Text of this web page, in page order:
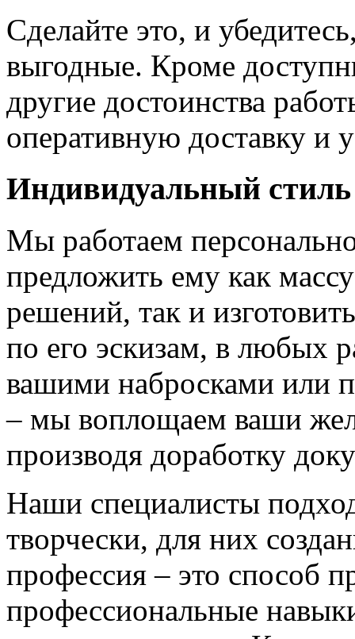
Сделайте это, и
выгодные. Кроме
другие достоинства
оперативную доставку и
Индивидуальный стиль
Мы работаем
предложить ему как
решений, так и
по его эскизам, в любых
вашими набросками или
– мы воплощаем ваши
производя доработку
Наши специалисты
творчески, для них
профессия – это способ
профессиональные